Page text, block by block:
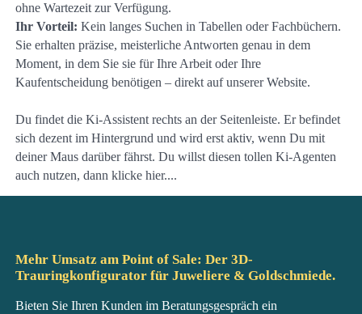
ohne Wartezeit zur Verfügung.
Ihr Vorteil: Kein langes Suchen in Tabellen oder Fachbüchern.
Sie erhalten präzise, meisterliche Antworten genau in dem
Moment, in dem Sie sie für Ihre Arbeit oder Ihre
Kaufentscheidung benötigen – direkt auf unserer Website.
Du findet die Ki-Assistent rechts an der Seitenleiste. Er befindet
sich dezent im Hintergrund und wird erst aktiv, wenn Du mit
deiner Maus darüber fährst. Du willst diesen tollen Ki-Agenten
auch nutzen, dann klicke hier....
Mehr Umsatz am Point of Sale: Der 3D-
Trauringkonfigurator für Juweliere & Goldschmiede.
Bieten Sie Ihren Kunden im Beratungsgespräch ein